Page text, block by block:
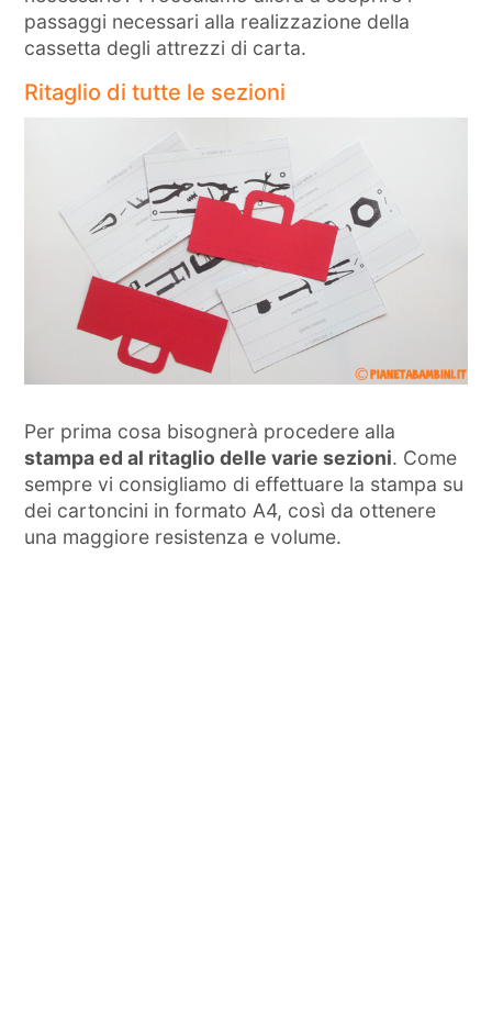
passaggi necessari alla realizzazione della
cassetta degli attrezzi di carta.
Ritaglio di tutte le sezioni
Per prima cosa bisognerà procedere alla
stampa ed al ritaglio delle varie sezioni. Come
sempre vi consigliamo di effettuare la stampa su
dei cartoncini in formato A4, così da ottenere
una maggiore resistenza e volume.